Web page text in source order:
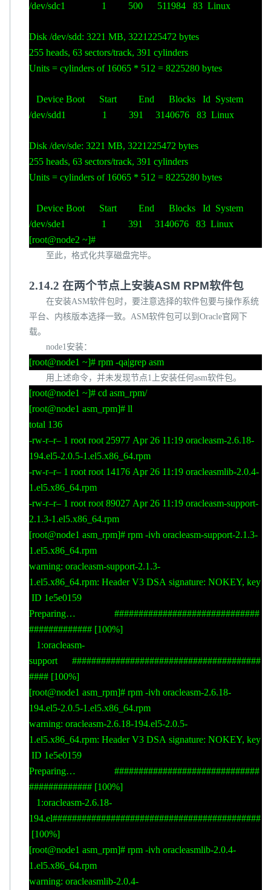
/dev/sdc1 1 500 511984 83 Linux
Disk /dev/sdd: 3221 MB, 3221225472 bytes
255 heads, 63 sectors/track, 391 cylinders
Units = cylinders of 16065 * 512 = 8225280 bytes
Device Boot Start End Blocks Id System
/dev/sdd1 1 391 3140676 83 Linux
Disk /dev/sde: 3221 MB, 3221225472 bytes
255 heads, 63 sectors/track, 391 cylinders
Units = cylinders of 16065 * 512 = 8225280 bytes
Device Boot Start End Blocks Id System
/dev/sde1 1 391 3140676 83 Linux
[root@node2 ~]#
至此，格式化共享磁盘完毕。
2.14.2 在两个节点上安装ASM RPM软件包
在安装ASM软件包时，要注意选择的软件包要与操作系统
平台、内核版本选择一致。 ASM软件包可以到 Oracle官网下
载。
node1安装：
[root@node1 ~]# rpm -qa|grep asm
用上述命令，并未发现节点1 上安装任何asm软件包。
[root@node1 ~]# cd asm_rpm/
[root@node1 asm_rpm]# ll
total 136
-rw-r–r– 1 root root 25977 Apr 26 11:19 oracleasm-2.6.18-
194.el5-2.0.5-1.el5.x86_64.rpm
-rw-r–r– 1 root root 14176 Apr 26 11:19 oracleasmlib-2.0.4-
1.el5.x86_64.rpm
-rw-r–r– 1 root root 89027 Apr 26 11:19 oracleasm-support-
2.1.3-1.el5.x86_64.rpm
[root@node1 asm_rpm]# rpm -ivh oracleasm-support-2.1.3-
1.el5.x86_64.rpm
warning: oracleasm-support-2.1.3-
1.el5.x86_64.rpm: Header V3 DSA signature: NOKEY, key
ID 1e5e0159
Preparing… ##############################
############# [100%]
1:oracleasm-
support #######################################
#### [100%]
[root@node1 asm_rpm]# rpm -ivh oracleasm-2.6.18-
194.el5-2.0.5-1.el5.x86_64.rpm
warning: oracleasm-2.6.18-194.el5-2.0.5-
1.el5.x86_64.rpm: Header V3 DSA signature: NOKEY, key
ID 1e5e0159
Preparing… ##############################
############# [100%]
1:oracleasm-2.6.18-
194.el###########################################
[100%]
[root@node1 asm_rpm]# rpm -ivh oracleasmlib-2.0.4-
1.el5.x86_64.rpm
warning: oracleasmlib-2.0.4-